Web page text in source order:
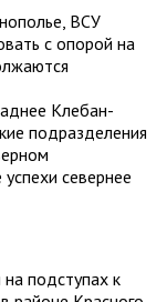
ВСУ
с опорой на
Клебан-
подразделения
севернее
подступах к